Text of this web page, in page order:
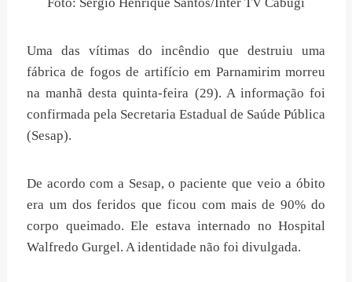
Uma das vítimas do incêndio que destruiu uma
fábrica de fogos de artifício em Parnamirim morreu
na manhã desta quinta-feira (29). A informação foi
confirmada pela Secretaria Estadual de Saúde Pública
(Sesap).
De acordo com a Sesap, o paciente que veio a óbito
era um dos feridos que ficou com mais de 90% do
corpo queimado. Ele estava internado no Hospital
Walfredo Gurgel. A identidade não foi divulgada.